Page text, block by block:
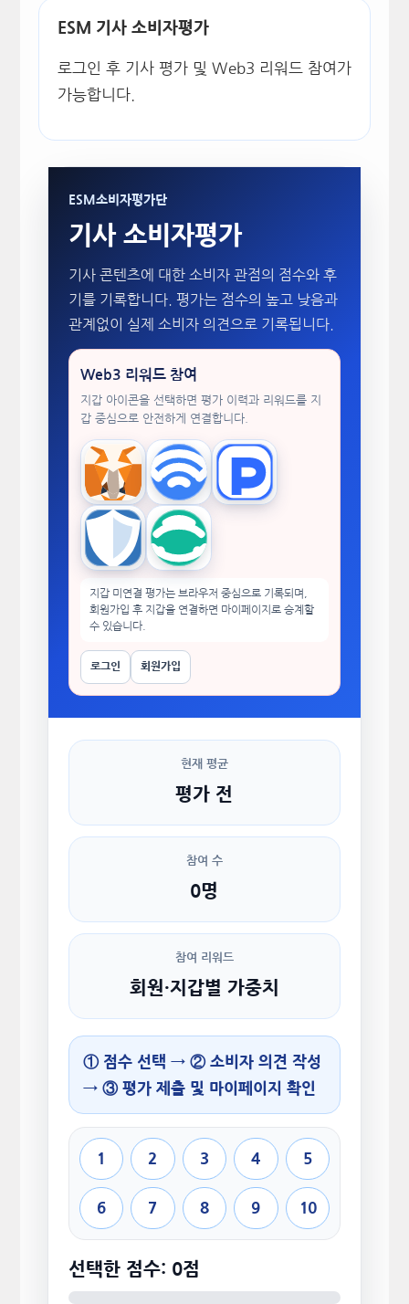
ESM 기사 소비자평가
로그인 후 기사 평가 및 Web3 리워드 참여가
가능합니다.
ESM소비자평가단
기사 소비자평가
기사 콘텐츠에 대한 소비자 관점의 점수와 후
기를 기록합니다. 평가는 점수의 높고 낮음과
관계없이 실제 소비자 의견으로 기록됩니다.
Web3 리워드 참여
지갑 아이콘을 선택하면 평가 이력과 리워드를 지
갑 중심으로 안전하게 연결합니다.
MetaMask WalletConnectTokenPocket
Trust Wallet imToken
지갑 미연결 평가는 브라우저 중심으로 기록되며,
회원가입 후 지갑을 연결하면 마이페이지로 승계할
수 있습니다.
로그인 회원가입
현재 평균
평가 전
참여 수
0명
참여 리워드
회원·지갑별 가중치
① 점수 선택 → ② 소비자 의견 작성
→ ③ 평가 제출 및 마이페이지 확인
1 2 3 4 5
6 7 8 9 10
선택한 점수: 0점